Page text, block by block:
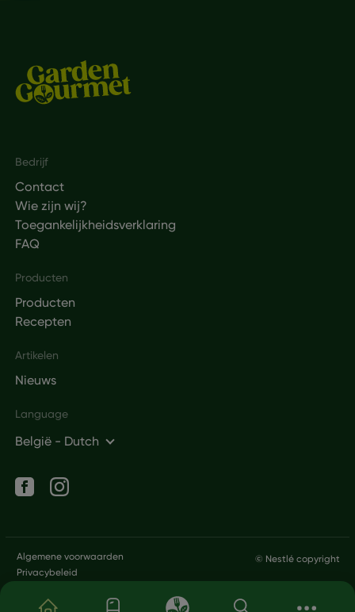
Overslaan en naar de inhoud gaan
Footer
Bedrijf
Contact
Wie zijn wij?
Toegankelijkheidsverklaring
FAQ
Producten
Producten
Recepten
Artikelen
Nieuws
Language
België - Dutch
Legal
Algemene voorwaarden
Privacybeleid
© Nestlé copyright